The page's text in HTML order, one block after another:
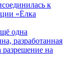
к
«Ёлка
одна
разработанная
на